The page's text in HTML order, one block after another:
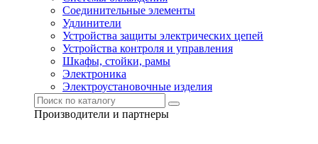
Соединительные элементы
Удлинители
Устройства защиты электрических цепей
Устройства контроля и управления
Шкафы, стойки, рамы
Электроника
Электроустановочные изделия
Производители и партнеры